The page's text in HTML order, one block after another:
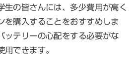
生の皆さんには、多少費用が高く
を購入することをおすすめしま
ッテリーの心配をする必要がな
用できます。